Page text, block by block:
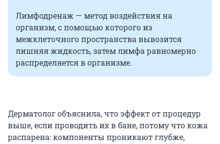
Лимфодренаж — метод воздействия на
организм, с помощью которого из
межклеточного пространства вывозится
лишняя жидкость, затем лимфа равномерно
распределяется в организме.
Дерматолог объяснила, что эффект от процедур
выше, если проводить их в бане, потому что кожа
распарена: компоненты проникают глубже,